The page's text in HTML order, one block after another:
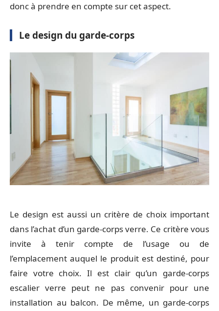
donc à prendre en compte sur cet aspect.
Le design du garde-corps
Le design est aussi un critère de choix important
dans l’achat d’un garde-corps verre. Ce critère vous
invite à tenir compte de l’usage ou de
l’emplacement auquel le produit est destiné, pour
faire votre choix. Il est clair qu’un garde-corps
escalier verre peut ne pas convenir pour une
installation au balcon. De même, un garde-corps